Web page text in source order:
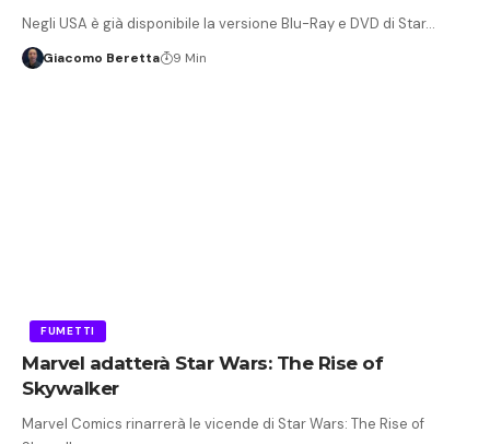
Negli USA è già disponibile la versione Blu-Ray e DVD di Star…
Giacomo Beretta 9 Min
FUMETTI
Marvel adatterà Star Wars: The Rise of
Skywalker
Marvel Comics rinarrerà le vicende di Star Wars: The Rise of